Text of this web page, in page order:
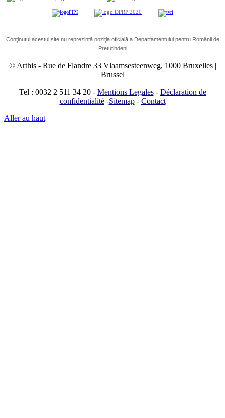
Conţinutul acestui site nu reprezintă poziţia oficială a Departamentului pentru Românii de
Pretutindeni
© Arthis -Rue de Flandre 33 Vlaamsesteenweg, 1000 Bruxelles |
Brussel
Tel : 0032 2 511 34 20 - Mentions Legales- Déclaration de
confidentialité-Sitemap- Contact
Aller au haut